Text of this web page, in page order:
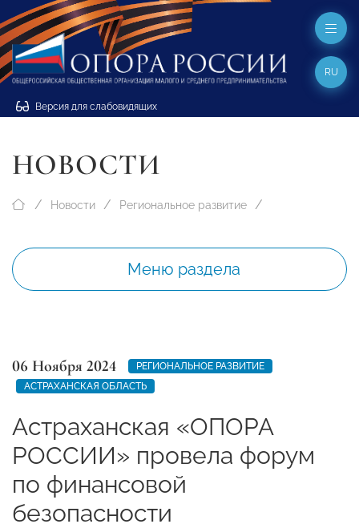
Версия для слабовидящих
RU
НОВОСТИ
Новости Региональное развитие
Меню раздела
06 Ноября 2024
РЕГИОНАЛЬНОЕ РАЗВИТИЕ
АСТРАХАНСКАЯ ОБЛАСТЬ
Астраханская «ОПОРА
РОССИИ» провела форум
по финансовой
безопасности